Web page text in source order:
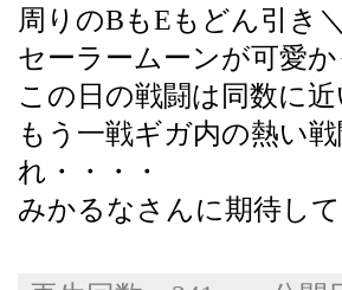
周りのBもEもどん引き
セーラームーンが可愛
この日の戦闘は同数に
もう一戦ギガ内の熱い
れ・・・・
みかるなさんに期待し